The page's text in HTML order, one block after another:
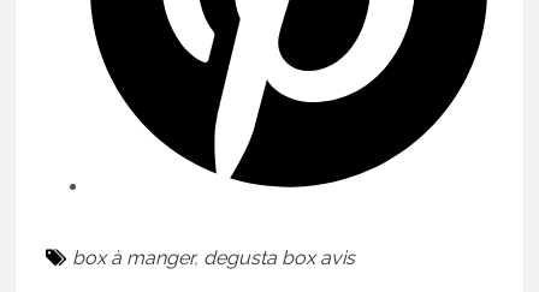
box à manger, degusta box avis